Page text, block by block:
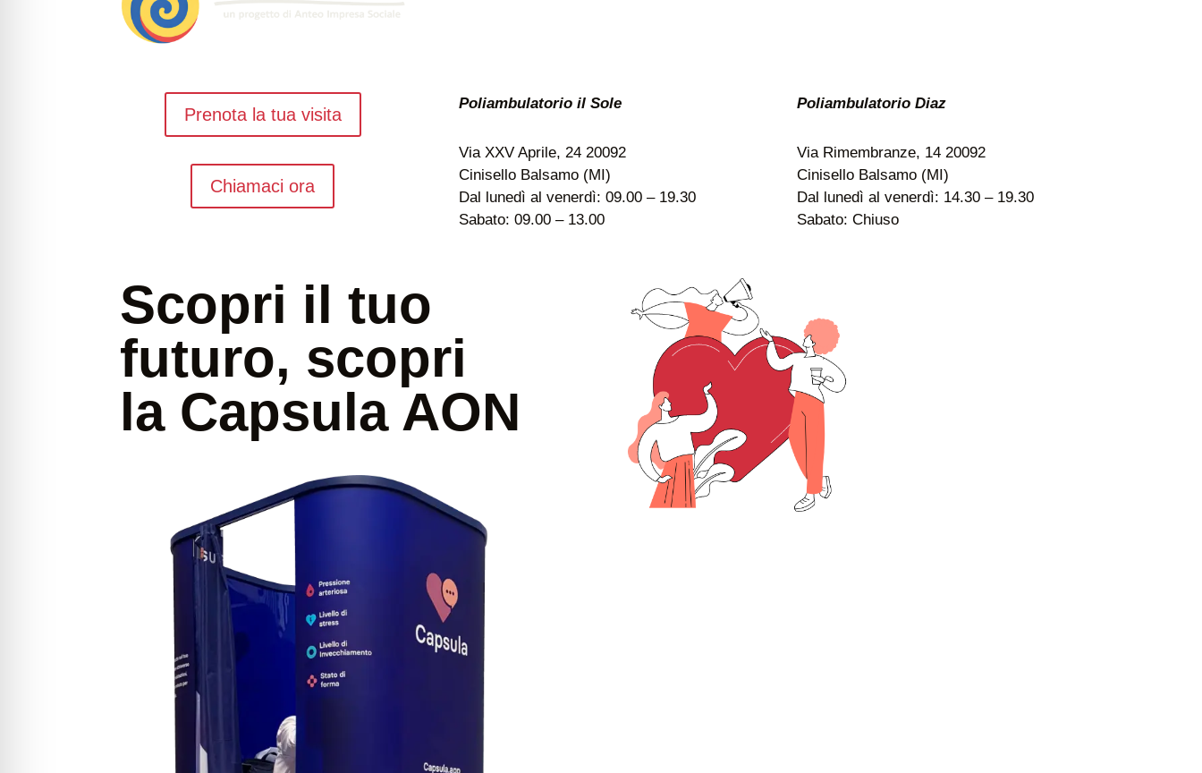
Prenota la tua visita
Chiamaci ora
Poliambulatorio il Sole
Via XXV Aprile, 24 20092
Cinisello Balsamo (MI)
Dal lunedì al venerdì: 09.00 – 19.30
Sabato: 09.00 – 13.00
Poliambulatorio Diaz
Via Rimembranze, 14 20092
Cinisello Balsamo (MI)
Dal lunedì al venerdì: 14.30 – 19.30
Sabato: Chiuso
Scopri il tuo
futuro, scopri
la Capsula AON